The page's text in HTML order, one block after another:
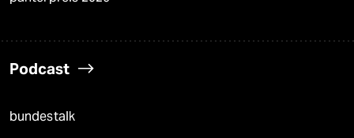
Podcast
bundestalk